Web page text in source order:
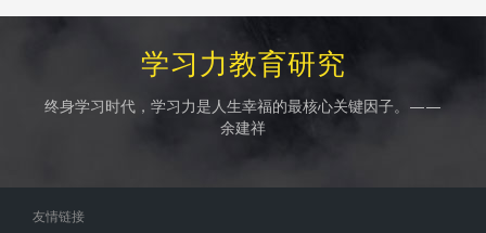
学习力教育研究
终身学习时代，学习力是人生幸福的最核心关键因子。——
余建祥
友情链接